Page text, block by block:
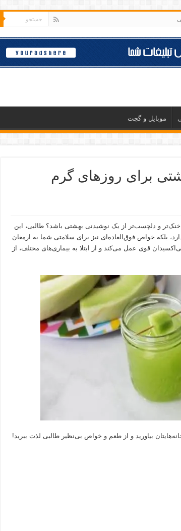
موبایل و گجت
برای روزهای گرم
و دلچسب‌تر از یک نوشیدنی بهشتی باشد؟ طالبی، این
بلکه خواص فوق‌العاده‌ای نیز برای سلامتی شما به ارمغان
قوی عمل می‌کند و از ابتلا به بیماری‌های مختلف، از
بیاورید و از طعم و خواص بی‌نظیر طالبی لذت ببرید!